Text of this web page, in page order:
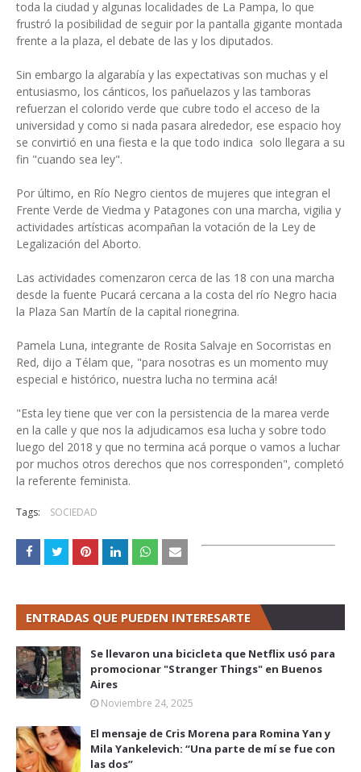
toda la ciudad y algunas localidades de La Pampa, lo que
frustró la posibilidad de seguir por la pantalla gigante montada
frente a la plaza, el debate de las y los diputados.
Sin embargo la algarabía y las expectativas son muchas y el
entusiasmo, los cánticos, los pañuelazos y las tamboras
refuerzan el colorido verde que cubre todo el acceso de la
universidad y como si nada pasara alrededor, ese espacio hoy
se convirtió en una fiesta e la que todo indica solo llegara a su
fin "cuando sea ley".
Por último, en Río Negro cientos de mujeres que integran el
Frente Verde de Viedma y Patagones con una marcha, vigilia y
actividades artísticas acompañan la votación de la Ley de
Legalización del Aborto.
Las actividades comenzaron cerca de las 18 con una marcha
desde la fuente Pucará cercana a la costa del río Negro hacia
la Plaza San Martín de la capital rionegrina.
Pamela Luna, integrante de Rosita Salvaje en Socorristas en
Red, dijo a Télam que, "para nosotras es un momento muy
especial e histórico, nuestra lucha no termina acá!
"Esta ley tiene que ver con la persistencia de la marea verde
en la calle y que nos la adjudicamos esa lucha y sobre todo
luego del 2018 y que no termina acá porque o vamos a luchar
por muchos otros derechos que nos corresponden", completó
la referente feminista.
Tags: SOCIEDAD
ENTRADAS QUE PUEDEN INTERESARTE
Se llevaron una bicicleta que Netflix usó para
promocionar "Stranger Things" en Buenos
Aires
Noviembre 24, 2025
El mensaje de Cris Morena para Romina Yan y
Mila Yankelevich: “Una parte de mí se fue con
las dos”